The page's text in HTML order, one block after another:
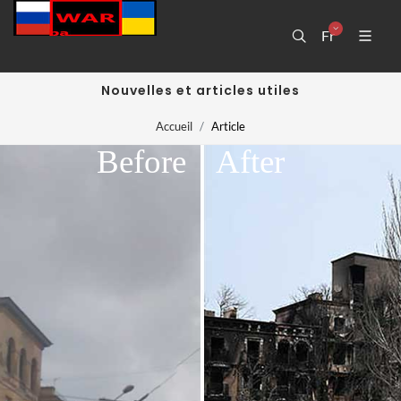
Fr
Nouvelles et articles utiles
Accueil Article
After
Before